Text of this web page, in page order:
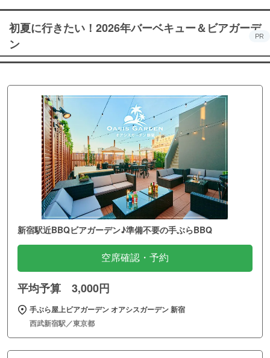
初夏に行きたい！2026年バーベキュー＆ビアガーデ
ン
PR
新宿駅近BBQビアガーデン♪準備不要の手ぶらBBQ
空席確認・予約
平均予算 3,000円
手ぶら屋上ビアガーデン オアシスガーデン 新宿
西武新宿駅／東京都